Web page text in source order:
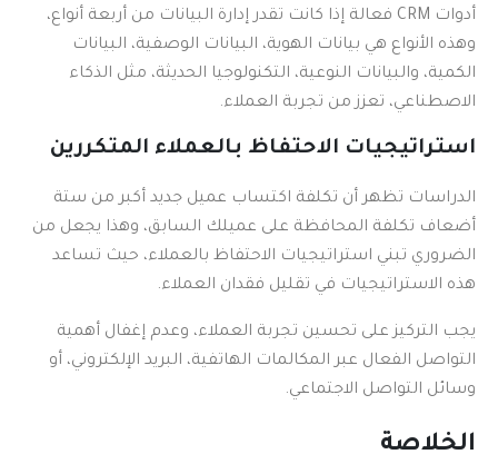
أدوات CRM فعالة إذا كانت تقدر إدارة البيانات من أربعة أنواع،
وهذه الأنواع هي بيانات الهوية، البيانات الوصفية، البيانات
الكمية، والبيانات النوعية، التكنولوجيا الحديثة، مثل الذكاء
الاصطناعي، تعزز من تجربة العملاء.
استراتيجيات الاحتفاظ بالعملاء المتكررين
الدراسات تظهر أن تكلفة اكتساب عميل جديد أكبر من ستة
أضعاف تكلفة المحافظة على عميلك السابق، وهذا يجعل من
الضروري تبني استراتيجيات الاحتفاظ بالعملاء، حيث تساعد
هذه الاستراتيجيات في تقليل فقدان العملاء.
يجب التركيز على تحسين تجربة العملاء، وعدم إغفال أهمية
التواصل الفعال عبر المكالمات الهاتفية، البريد الإلكتروني، أو
وسائل التواصل الاجتماعي.
الخلاصة